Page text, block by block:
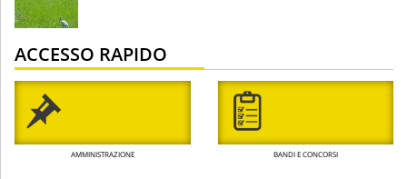
ACCESSO RAPIDO
AMMINISTRAZIONE BANDI E CONCORSI